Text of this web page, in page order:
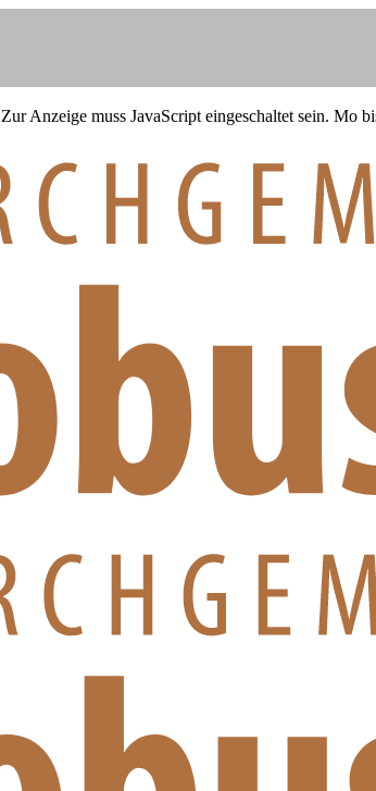
Anzeige muss JavaScript eingeschaltet sein. Mo